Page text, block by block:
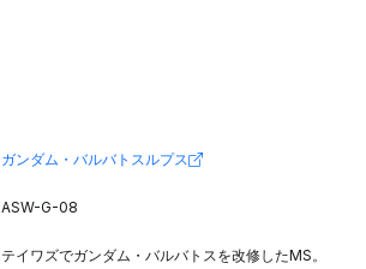
ガンダム・バルバトスルプス
ASW-G-08
テイワズでガンダム・バルバトスを改修したMS。